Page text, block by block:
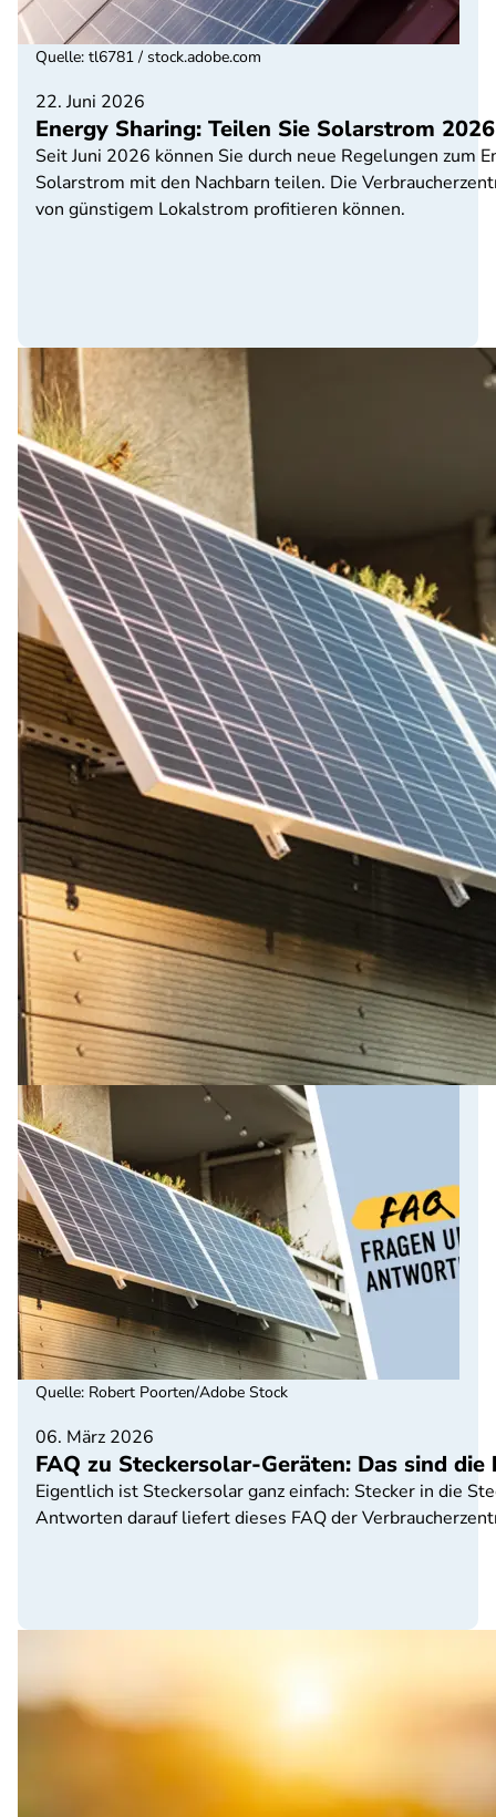
22. Juni 2026
Energy Sharing: Teilen Sie Solarstrom
Seit Juni 2026 können Sie durch neue Regelungen zum
Solarstrom mit den Nachbarn teilen. Die
von günstigem Lokalstrom profitieren können.
Quelle: tl6781 / stock.adobe.com
06. März 2026
FAQ zu Steckersolar-Geräten: Das sind
Eigentlich ist Steckersolar ganz einfach: Stecker in die
Antworten darauf liefert dieses FAQ der
Quelle: Robert Poorten/Adobe Stock